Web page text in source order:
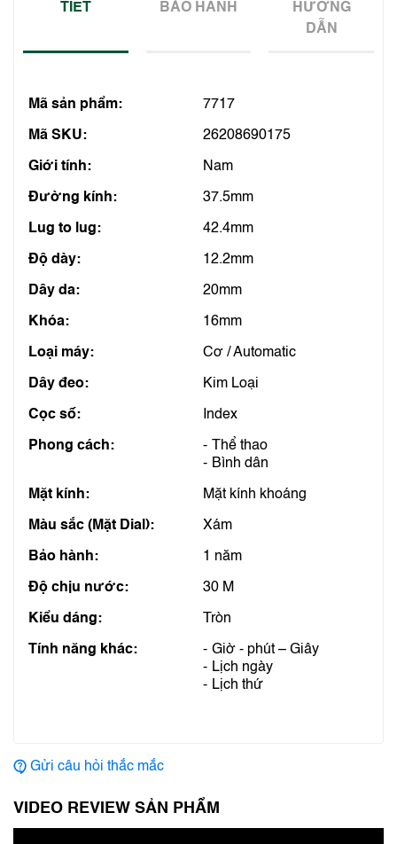
TIẾT BẢO HÀNH
HƯỚNG
DẪN
Mã sản phẩm: 7717
Mã SKU: 26208690175
Giới tính: Nam
Đường kính: 37.5mm
Lug to lug: 42.4mm
Độ dày: 12.2mm
Dây da: 20mm
Khóa: 16mm
Loại máy: Cơ / Automatic
Dây đeo: Kim Loại
Cọc số: Index
Phong cách:
Thể thao
Bình dân
Mặt kính: Mặt kính khoáng
Màu sắc (Mặt Dial): Xám
Bảo hành: 1 năm
Độ chịu nước: 30 M
Kiểu dáng: Tròn
Tính năng khác:
Giờ - phút – Giây
Lịch ngày
Lịch thứ
Gửi câu hỏi thắc mắc
VIDEO REVIEW SẢN PHẨM